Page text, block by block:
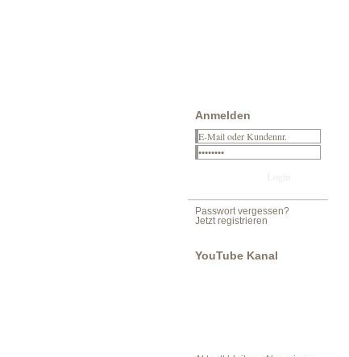
Anmelden
Passwort vergessen?
Jetzt registrieren
YouTube Kanal